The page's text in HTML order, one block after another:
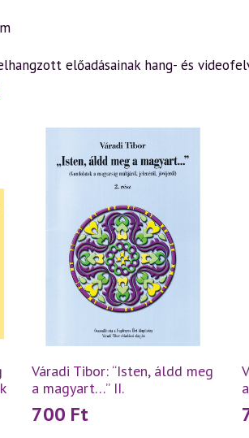
előadásainak hang- és
Váradi Tibor: “Isten, áldd meg
a magyart…” II.
700 Ft